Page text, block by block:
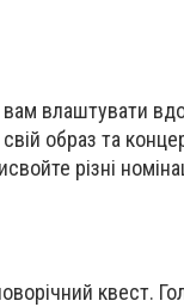
влаштувати
образ та
різні
квест.